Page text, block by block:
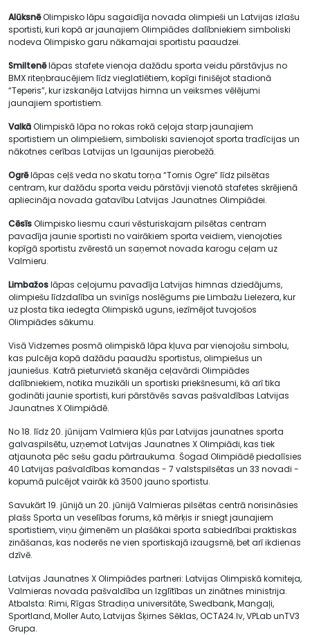
AlūksnēOlimpisko lāpu sagaidīja novada olimpieši un Latvijas izlašu
sportisti, kuri kopā ar jaunajiem Olimpiādes dalībniekiem simboliski
nodeva Olimpisko garu nākamajai sportistu paaudzei.
Smiltenēlāpas stafete vienoja dažādu sporta veidu pārstāvjus no
BMX riteņbraucējiem līdz vieglatlētiem, kopīgi finišējot stadionā
“Teperis”, kur izskanēja Latvijas himna un veiksmes vēlējumi
jaunajiem sportistiem.
ValkāOlimpiskā lāpa no rokas rokā ceļoja starp jaunajiem
sportistiem un olimpiešiem, simboliski savienojot sporta tradīcijas un
nākotnes cerības Latvijas un Igaunijas pierobežā.
Ogrēlāpas ceļš veda no skatu torņa “Tornis Ogre” līdz pilsētas
centram, kur dažādu sporta veidu pārstāvji vienotā stafetes skrējienā
apliecināja novada gatavību Latvijas Jaunatnes Olimpiādei.
CēsīsOlimpisko liesmu cauri vēsturiskajam pilsētas centram
pavadīja jaunie sportisti no vairākiem sporta veidiem, vienojoties
kopīgā sportistu zvērestā un saņemot novada karogu ceļam uz
Valmieru.
Limbažoslāpas ceļojumu pavadīja Latvijas himnas dziedājums,
olimpiešu līdzdalība un svinīgs noslēgums pie Limbažu Lielezera, kur
uz plosta tika iedegta Olimpiskā uguns, iezīmējot tuvojošos
Olimpiādes sākumu.
Visā Vidzemes posmā olimpiskā lāpa kļuva par vienojošu simbolu,
kas pulcēja kopā dažādu paaudžu sportistus, olimpiešus un
jauniešus. Katrā pieturvietā skanēja ceļavārdi Olimpiādes
dalībniekiem, notika muzikāli un sportiski priekšnesumi, kā arī tika
godināti jaunie sportisti, kuri pārstāvēs savas pašvaldības Latvijas
Jaunatnes X Olimpiādē.
No 18. līdz 20. jūnijam Valmiera kļūs par Latvijas jaunatnes sporta
galvaspilsētu, uzņemot Latvijas Jaunatnes X Olimpiādi, kas tiek
atjaunota pēc sešu gadu pārtraukuma. Šogad Olimpiādē piedalīsies
40 Latvijas pašvaldības komandas - 7 valstspilsētas un 33 novadi -
kopumā pulcējot vairāk kā 3500 jauno sportistu.
Savukārt 19. jūnijā un 20. jūnijā Valmieras pilsētas centrā norisināsies
plašs Sporta un veselības forums, kā mērķis ir sniegt jaunajiem
sportistiem, viņu ģimenēm un plašākai sporta sabiedrībai praktiskas
zināšanas, kas noderēs ne vien sportiskajā izaugsmē, bet arī ikdienas
dzīvē.
Latvijas Jaunatnes X Olimpiādes partneri: Latvijas Olimpiskā komiteja,
Valmieras novada pašvaldība un Izglītības un zinātnes ministrija.
Atbalsta: Rimi, Rīgas Stradiņa universitāte, Swedbank, Mangaļi,
Sportland, Moller Auto, Latvijas Šķirnes Sēklas, OCTA24.lv, VPLab unTV3
Grupa.